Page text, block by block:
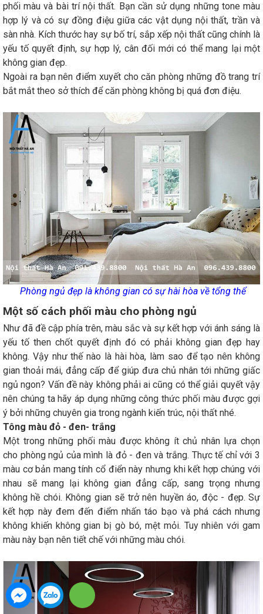
phối màu và bài trí nội thất. Bạn cần sử dụng những tone màu
hợp lý và có sự đồng điệu giữa các vật dụng nội thất, trần và
sàn nhà. Kích thước hay sự bố trí, sắp xếp nội thất cũng chính là
yếu tố quyết định, sự hợp lý, cân đối mới có thể mang lại một
không gian đẹp.
Ngoài ra bạn nên điểm xuyết cho căn phòng những đồ trang trí
bắt mắt theo sở thích để căn phòng không bị quá đơn điệu.
Phòng ngủ đẹp là không gian có sự hài hòa về tổng thể
Một số cách phối màu cho phòng ngủ
Như đã đề cập phía trên, màu sắc và sự kết hợp với ánh sáng là
yếu tố then chốt quyết định đó có phải không gian đẹp hay
không. Vậy như thế nào là hài hòa, làm sao để tạo nên không
gian thoải mái, đẳng cấp để giúp đưa chủ nhân tới những giấc
ngủ ngon? Vấn đề này không phải ai cũng có thể giải quyết vậy
nên chúng ta hãy áp dụng những công thức phối màu được gợi
ý bởi những chuyên gia trong ngành kiến trúc, nội thất nhé.
Tông màu đỏ - đen- trắng
Một trong những phối màu được không ít chủ nhân lựa chọn
cho phòng ngủ của mình là đỏ - đen và trắng. Thực tế chỉ với 3
màu cơ bản mang tính cổ điển này nhưng khi kết hợp chúng với
nhau sẽ mang lại không gian đẳng cấp, sang trọng nhưng
không hề chói. Không gian sẽ trở nên huyền áo, độc - đẹp. Sự
kết hợp này đem đến điểm nhấn táo bạo và phá cách nhưng
không khiến không gian bị gò bó, mệt mỏi. Tuy nhiên với gam
màu này bạn nên tiết chế với những màu chói.